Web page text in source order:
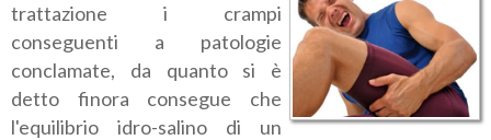
trattazione i crampi
conseguenti a patologie
conclamate, da quanto si è
detto finora consegue che
l'equilibrio idro-salino di un